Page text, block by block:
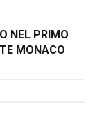
NEL PRIMO
MONACO